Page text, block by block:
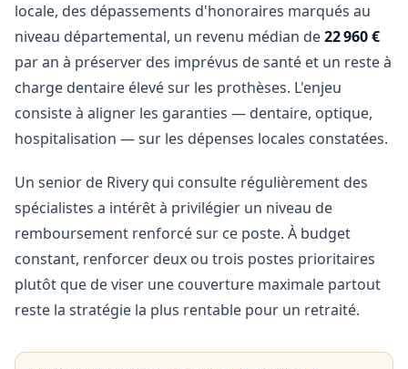
locale, des dépassements d'honoraires marqués au
niveau départemental, un revenu médian de22 960 €
par an à préserver des imprévus de santé et un reste à
charge dentaire élevé sur les prothèses. L'enjeu
consiste à aligner les garanties — dentaire, optique,
hospitalisation — sur les dépenses locales constatées.
Un senior de Rivery qui consulte régulièrement des
spécialistes a intérêt à privilégier un niveau de
remboursement renforcé sur ce poste. À budget
constant, renforcer deux ou trois postes prioritaires
plutôt que de viser une couverture maximale partout
reste la stratégie la plus rentable pour un retraité.